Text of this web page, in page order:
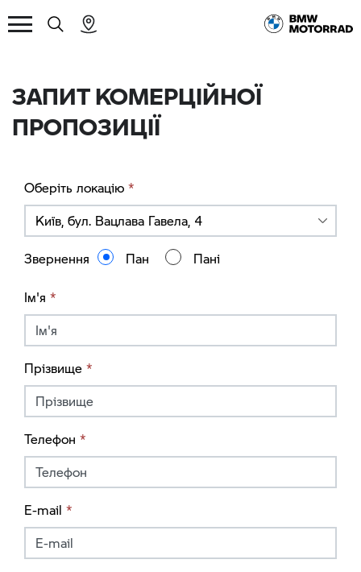
ЗАПИТ КОМЕРЦІЙНОЇ
ПРОПОЗИЦІЇ
Оберіть локацію *
Київ, бул. Вацлава Гавела, 4
Звернення Пан Пані
Ім'я *
Прізвище *
Телефон *
E-mail *